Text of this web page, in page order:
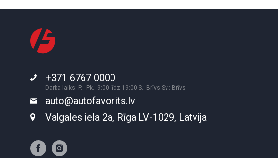
+371 6767 0000
Darba laiks: P. - Pk.: 9:00 līdz 19:00 S.: Brīvs Sv.: Brīvs
auto@autofavorits.lv
Valgales iela 2a, Rīga LV-1029, Latvija